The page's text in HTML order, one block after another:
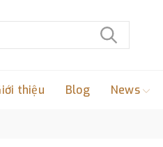
thiệu Blog News